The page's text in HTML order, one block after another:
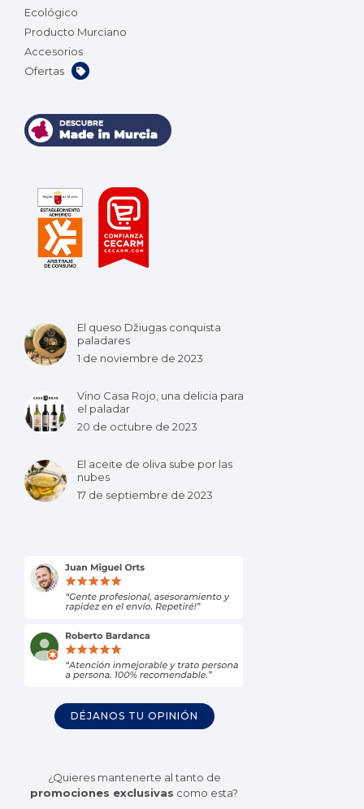
Ecológico
Producto Murciano
Accesorios
Ofertas
El queso Džiugas conquista
paladares
1 de noviembre de 2023
Vino Casa Rojo, una delicia para
el paladar
20 de octubre de 2023
El aceite de oliva sube por las
nubes
17 de septiembre de 2023
DÉJANOS TU OPINIÓN
¿Quieres mantenerte al tanto de
promociones exclusivas como esta?